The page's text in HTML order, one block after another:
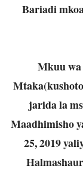
Bariadi
Mkuu
jarida la
Maadhimisho
25, 2019